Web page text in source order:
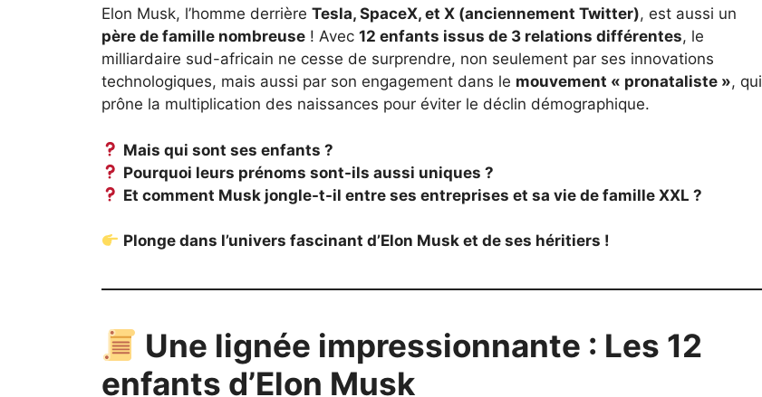
Elon Musk, l’homme derrière Tesla, SpaceX, et X (anciennement Twitter), est aussi un
père de famille nombreuse ! Avec 12 enfants issus de 3 relations différentes, le
milliardaire sud-africain ne cesse de surprendre, non seulement par ses innovations
technologiques, mais aussi par son engagement dans le mouvement « pronataliste », qui
prône la multiplication des naissances pour éviter le déclin démographique.
Mais qui sont ses enfants ?
Pourquoi leurs prénoms sont-ils aussi uniques ?
Et comment Musk jongle-t-il entre ses entreprises et sa vie de famille XXL ?
Plonge dans l’univers fascinant d’Elon Musk et de ses héritiers !
Une lignée impressionnante : Les 12
enfants d’Elon Musk